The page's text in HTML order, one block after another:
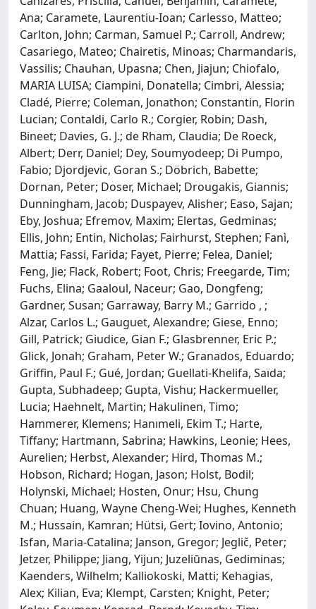
Ana; Caramete, Laurentiu-Ioan; Carlesso, Matteo;
Carlton, John; Carman, Samuel P.; Carroll, Andrew;
Casariego, Mateo; Chairetis, Minoas; Charmandaris,
Vassilis; Chauhan, Upasna; Chen, Jiajun; Chiofalo,
MARIA LUISA; Ciampini, Donatella; Cimbri, Alessia;
Cladé, Pierre; Coleman, Jonathon; Constantin, Florin
Lucian; Contaldi, Carlo R.; Corgier, Robin; Dash,
Bineet; Davies, G. J.; de Rham, Claudia; De Roeck,
Albert; Derr, Daniel; Dey, Soumyodeep; Di Pumpo,
Fabio; Djordjevic, Goran S.; Döbrich, Babette;
Dornan, Peter; Doser, Michael; Drougakis, Giannis;
Dunningham, Jacob; Duspayev, Alisher; Easo, Sajan;
Eby, Joshua; Efremov, Maxim; Elertas, Gedminas;
Ellis, John; Entin, Nicholas; Fairhurst, Stephen; Fanì,
Mattia; Fassi, Farida; Fayet, Pierre; Felea, Daniel;
Feng, Jie; Flack, Robert; Foot, Chris; Freegarde, Tim;
Fuchs, Elina; Gaaloul, Naceur; Gao, Dongfeng;
Gardner, Susan; Garraway, Barry M.; Garrido , ;
Alzar, Carlos L.; Gauguet, Alexandre; Giese, Enno;
Gill, Patrick; Giudice, Gian F.; Glasbrenner, Eric P.;
Glick, Jonah; Graham, Peter W.; Granados, Eduardo;
Griffin, Paul F.; Gué, Jordan; Guellati-Khelifa, Saïda;
Gupta, Subhadeep; Gupta, Vishu; Hackermueller,
Lucia; Haehnelt, Martin; Hakulinen, Timo;
Hammerer, Klemens; Hanımeli, Ekim T.; Harte,
Tiffany; Hartmann, Sabrina; Hawkins, Leonie; Hees,
Aurelien; Herbst, Alexander; Hird, Thomas M.;
Hobson, Richard; Hogan, Jason; Holst, Bodil;
Holynski, Michael; Hosten, Onur; Hsu, Chung
Chuan; Huang, Wayne Cheng-Wei; Hughes, Kenneth
M.; Hussain, Kamran; Hütsi, Gert; Iovino, Antonio;
Isfan, Maria-Catalina; Janson, Gregor; Jeglič, Peter;
Jetzer, Philippe; Jiang, Yijun; Juzeliūnas, Gediminas;
Kaenders, Wilhelm; Kalliokoski, Matti; Kehagias,
Alex; Kilian, Eva; Klempt, Carsten; Knight, Peter;